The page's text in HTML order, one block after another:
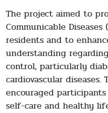
The project aimed to
Communicable
residents and to
understanding
control, particularly
cardiovascular
encouraged
self-care and healthy